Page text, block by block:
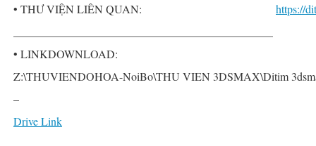
• THƯ VIỆN LIÊN QUAN:
https://
• LINKDOWNLOAD:
Z:\THUVIENDOHOA-NoiBo\THU VIEN 3DSMAX\Ditim
–
Drive Link